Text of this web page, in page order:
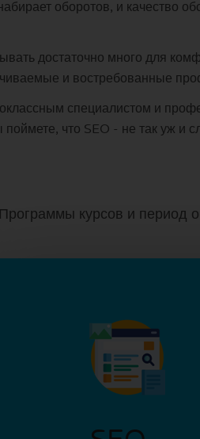
оборотов, и качество
достаточно много для
и востребованные
специалистом и
что SEO - не так уж и
Программы курсов и период